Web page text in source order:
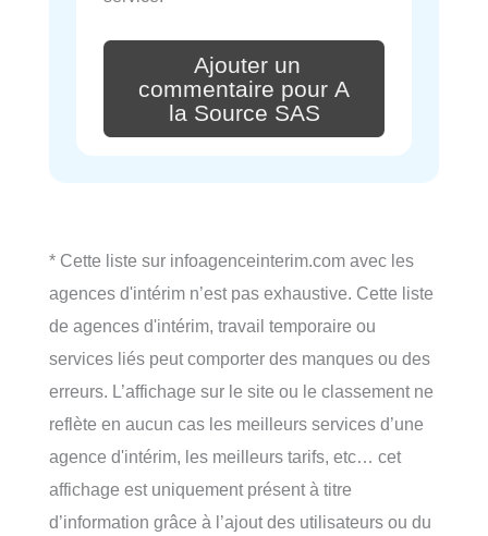
Ajouter un
commentaire pour A
la Source SAS
* Cette liste sur infoagenceinterim.com avec les
agences d'intérim n’est pas exhaustive. Cette liste
de agences d'intérim, travail temporaire ou
services liés peut comporter des manques ou des
erreurs. L’affichage sur le site ou le classement ne
reflète en aucun cas les meilleurs services d’une
agence d'intérim, les meilleurs tarifs, etc… cet
affichage est uniquement présent à titre
d’information grâce à l’ajout des utilisateurs ou du